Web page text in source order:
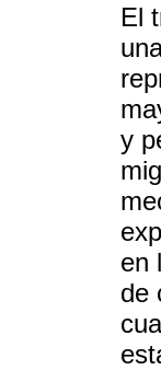
El
y
en
de